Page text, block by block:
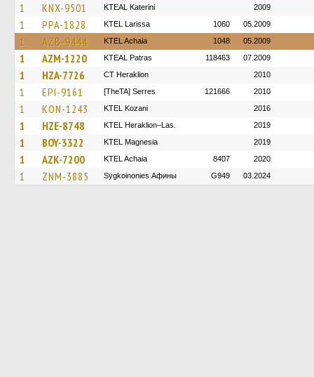
1 KNX-9501 KTEAL Katerini 2009
1 PPA-1828 KTEL Larissa 1060 05.2009
1 AZB-9444 KTEL Achaia 1048 05.2009
1 AZM-1220 KTEAL Patras 118463 07.2009
1 HZA-7726 CT Heraklion 2010
1 EPI-9161 [TheTA] Serres 121666 2010
1 KON-1243 ΚΤΕL Kozani 2016
1 HZE-8748 KTEL Heraklion–Las. 2019
1 BOY-3322 ΚΤΕL Magnesia 2019
1 AZK-7200 KTEL Achaia 8407 2020
1 ZNM-3885 Sygkoinonies Афины G949 03.2024